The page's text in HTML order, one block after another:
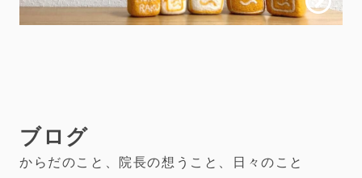
ブログ
からだのこと、院長の想うこと、 日々のこと